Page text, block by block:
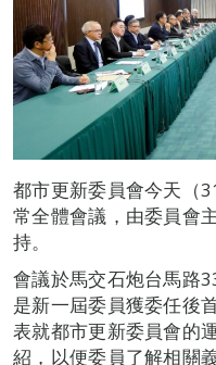
都市更新委員會今天（
常全體會議，由委員會
持。
會議於馬交石炮台馬路
是新一屆委員獲委任後
表就都市更新委員會的
紹，以便委員了解相關